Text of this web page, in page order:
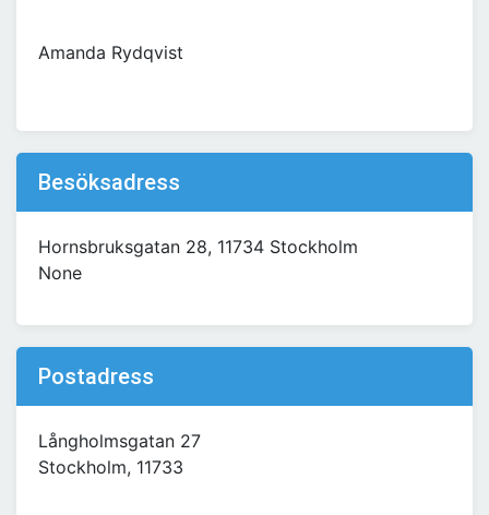
Amanda Rydqvist
Besöksadress
Hornsbruksgatan 28, 11734 Stockholm
None
Postadress
Långholmsgatan 27
Stockholm, 11733